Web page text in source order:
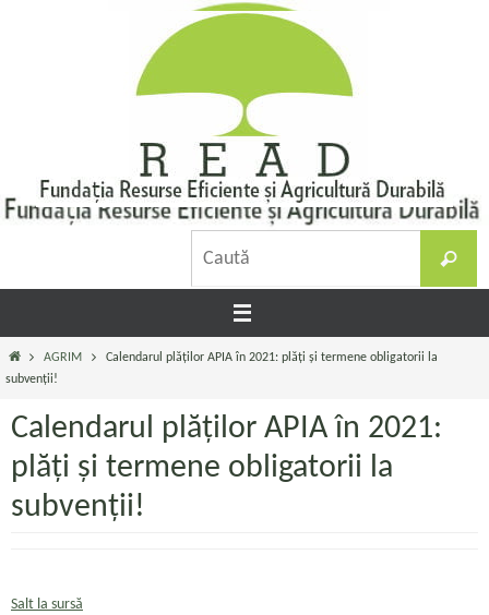
Caută
Prima
pagină
AGRIM
Calendarul plăților APIA în 2021: plăți și termene obligatorii la
subvenții!
Calendarul plăților APIA în 2021:
plăți și termene obligatorii la
subvenții!
Salt la sursă